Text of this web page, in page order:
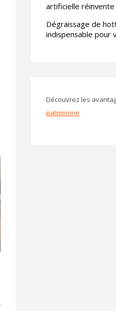
artificielle réinvente
Dégraissage de
indispensable pour
Découvrez les
patrimoine